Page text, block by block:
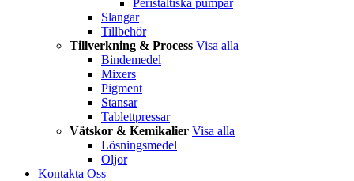
Peristaltiska pumpar
Slangar
Tillbehör
Tillverkning & Process Visa alla
Bindemedel
Mixers
Pigment
Stansar
Tablettpressar
Vätskor & Kemikalier Visa alla
Lösningsmedel
Oljor
Kontakta Oss